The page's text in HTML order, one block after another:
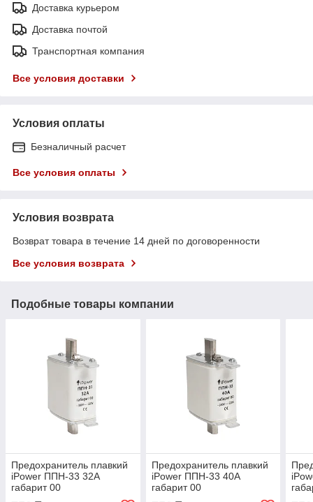
Доставка курьером
Доставка почтой
Транспортная компания
Все условия доставки
Условия оплаты
Безналичный расчет
Все условия оплаты
Условия возврата
Возврат товара в течение 14 дней по договоренности
Все условия возврата
Подобные товары компании
Предохранитель плавкий
iPower ППН-33 32А
габарит 00
Предохранитель плавкий
iPower ППН-33 40А
габарит 00